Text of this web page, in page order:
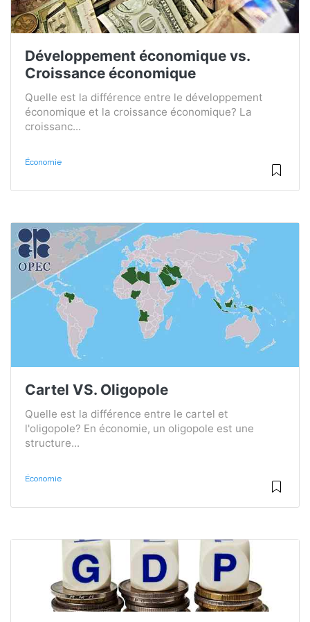
Développement économique vs.
Croissance économique
Quelle est la différence entre le développement
économique et la croissance économique? La
croissanc...
Économie
Cartel VS. Oligopole
Quelle est la différence entre le cartel et
l'oligopole? En économie, un oligopole est une
structure...
Économie